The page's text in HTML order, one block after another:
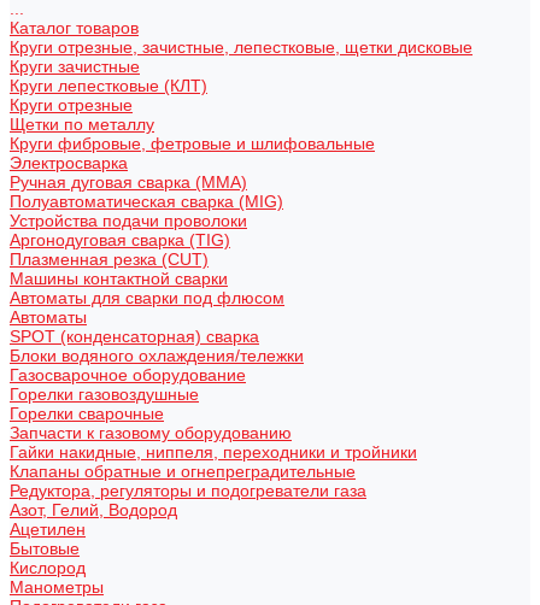
Каталог товаров
Круги отрезные, зачистные, лепестковые, щетки дисковые
Круги зачистные
Круги лепестковые (КЛТ)
Круги отрезные
Щетки по металлу
Круги фибровые, фетровые и шлифовальные
Электросварка
Ручная дуговая сварка (MMA)
Полуавтоматическая сварка (MIG)
Устройства подачи проволоки
Аргонодуговая сварка (TIG)
Плазменная резка (CUT)
Машины контактной сварки
Автоматы для сварки под флюсом
Автоматы
SPOT (конденсаторная) сварка
Блоки водяного охлаждения/тележки
Газосварочное оборудование
Горелки газовоздушные
Горелки сварочные
Запчасти к газовому оборудованию
Гайки накидные, ниппеля, переходники и тройники
Клапаны обратные и огнепреградительные
Редуктора, регуляторы и подогреватели газа
Азот, Гелий, Водород
Ацетилен
Бытовые
Кислород
Манометры